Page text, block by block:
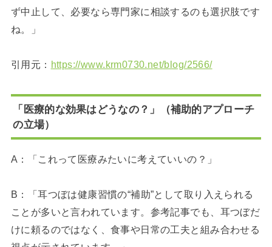
ず中止して、必要なら専門家に相談するのも選択肢です
ね。」
引用元： https://www.krm0730.net/blog/2566/
「医療的な効果はどうなの？」（補助的アプローチ
の立場）
A：「これって医療みたいに考えていいの？」
B：「耳つぼは健康習慣の“補助”として取り入えられる
ことが多いと言われています。参考記事でも、耳つぼだ
けに頼るのではなく、食事や日常の工夫と組み合わせる